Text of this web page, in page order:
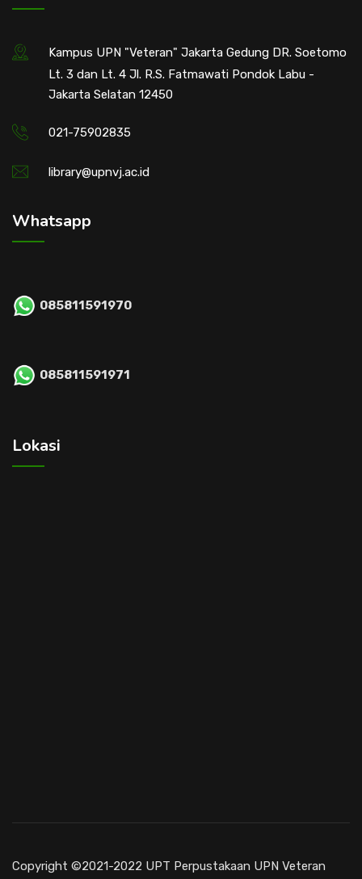
Kampus UPN "Veteran" Jakarta Gedung DR. Soetomo
Lt. 3 dan Lt. 4 Jl. R.S. Fatmawati Pondok Labu -
Jakarta Selatan 12450
021-75902835
library@upnvj.ac.id
Whatsapp
085811591970
085811591971
Lokasi
Copyright ©2021-2022 UPT Perpustakaan UPN Veteran